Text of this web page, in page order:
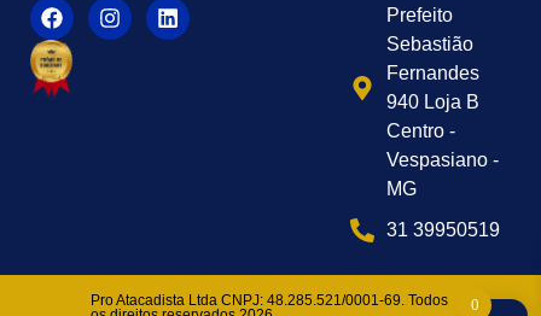
Prefeito
Sebastião
Fernandes
940 Loja B
Centro -
Vespasiano -
MG
31 39950519
Pro Atacadista Ltda CNPJ: 48.285.521/0001-69. Todos
0